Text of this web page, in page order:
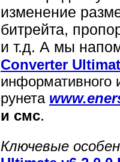
изменение
битрейта,
и т.д. А мы
Converter
информативного
рунета
и смс.
Ключевые